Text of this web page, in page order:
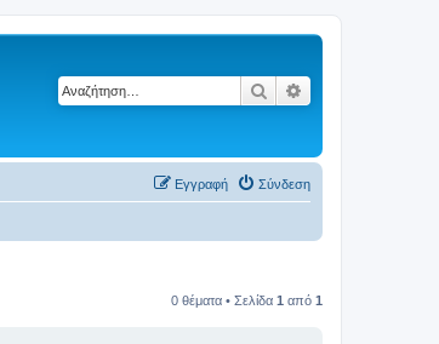
Αναζήτηση
Σύνδεση
Εγγραφή
0 θέματα • Σελίδα 1 από 1